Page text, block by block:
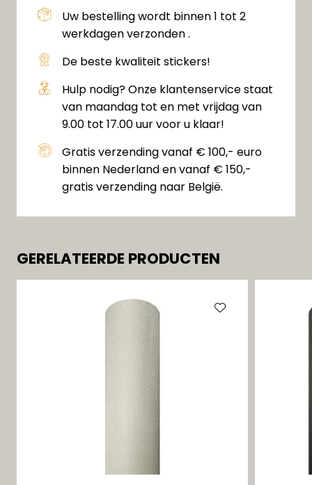
Uw bestelling wordt binnen 1 tot 2
werkdagen verzonden .
De beste kwaliteit stickers!
Hulp nodig? Onze klantenservice staat
van maandag tot en met vrijdag van
9.00 tot 17.00 uur voor u klaar!
Gratis verzending vanaf € 100,- euro
binnen Nederland en vanaf € 150,-
gratis verzending naar België.
GERELATEERDE PRODUCTEN